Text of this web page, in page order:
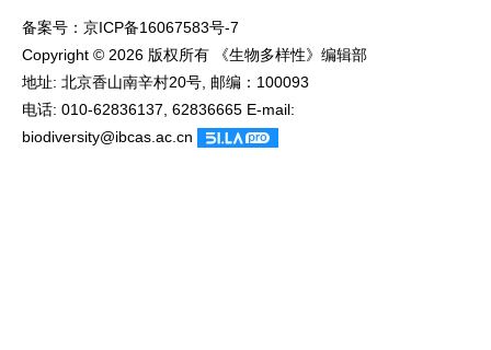
备案号： 京ICP备16067583号-7
Copyright © 2026 版权所有 《生物多样性》编辑部
地址: 北京香山南辛村20号, 邮编：100093
电话: 010-62836137, 62836665 E-mail:
biodiversity@ibcas.ac.cn